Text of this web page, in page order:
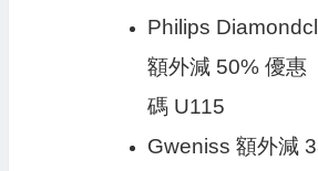
Philips
額外減 50% 優惠
碼 U115
Gweniss 額外減